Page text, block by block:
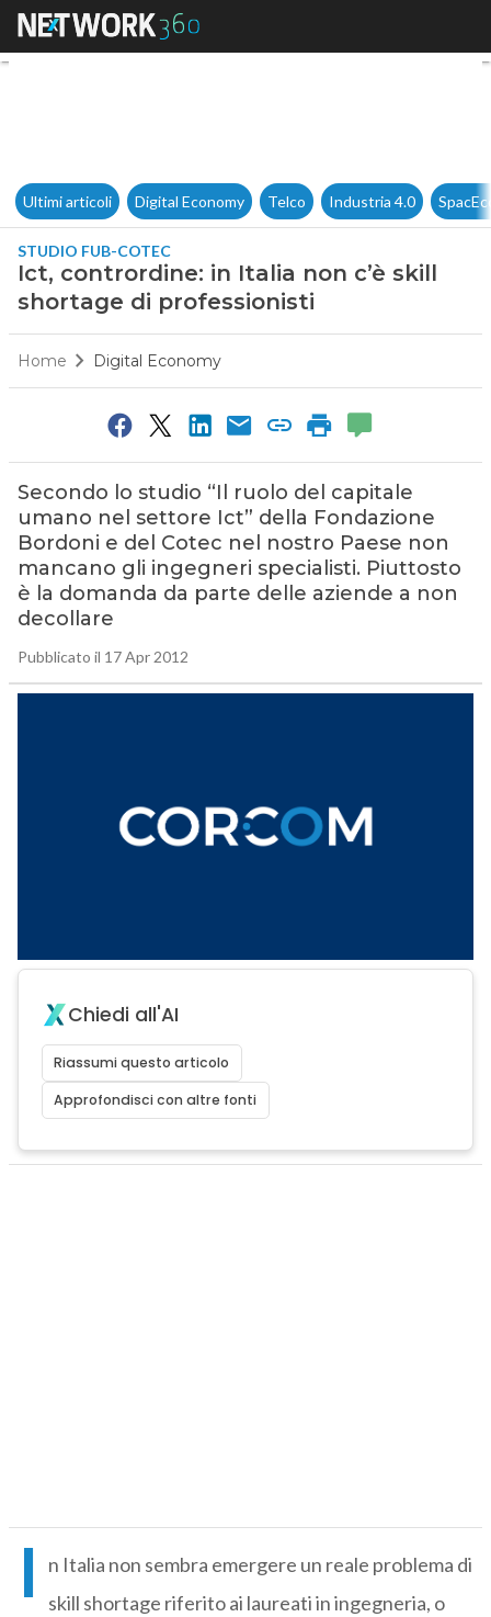
Ict, contrordine: in Italia non
Ultimi articoli Digital Economy Telco Industria 4.0
STUDIO FUB-COTEC
Ict, contrordine: in Italia non c’è skill
shortage di professionisti
Home Digital Economy
Secondo lo studio “Il ruolo del capitale
umano nel settore Ict” della Fondazione
Bordoni e del Cotec nel nostro Paese non
mancano gli ingegneri specialisti. Piuttosto
è la domanda da parte delle aziende a non
decollare
Pubblicato il 17 Apr 2012
Chiedi all'AI
Riassumi questo articolo
Approfondisci con altre fonti
I
n Italia non sembra emergere un reale problema di
skill shortage riferito ai laureati in ingegneria, o